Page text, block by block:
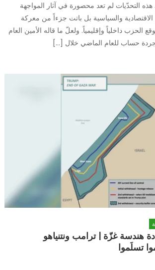
هذه التحدّيات لم تعد محصورة في آثار المواجهة
الاقتصادية والسياسية بل باتت جزءاً من معركة
الحزب داخلياً وإقليمياً. ولعلّ ما قاله الأمين العام
حساب للعام الماضي خلال […]
هندسة غزّة | ترامب ونتنياهو
تسلَموا